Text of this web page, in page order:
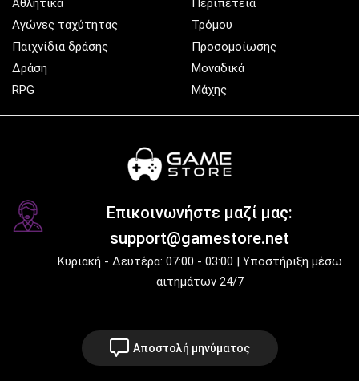
Αθλητικά
Αγώνες ταχύτητας
Παιχνίδια δράσης
Δράση
RPG
Περιπέτεια
Τρόμου
Προσομοίωσης
Μοναδικά
Μάχης
Επικοινωνήστε μαζί μας:
support@gamestore.net
Κυριακή - Δευτέρα: 07:00 - 03:00 | Υποστήριξη μέσω
αιτημάτων 24/7
Αποστολή μηνύματος